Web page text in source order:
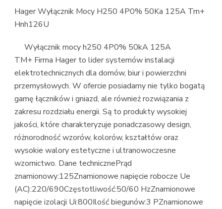
Hager Wyłącznik Mocy H250 4P0% 50Ka 125A Tm+
Hnh126U
Wyłącznik mocy h250 4P0% 50kA 125A
TM+ Firma Hager to lider systemów instalacji
elektrotechnicznych dla domów, biur i powierzchni
przemysłowych. W ofercie posiadamy nie tylko bogatą
gamę łączników i gniazd, ale również rozwiązania z
zakresu rozdziału energii. Są to produkty wysokiej
jakości, które charakteryzuje ponadczasowy design,
różnorodność wzorów, kolorów, kształtów oraz
wysokie walory estetyczne i ultranowoczesne
wzornictwo. Dane technicznePrąd
znamionowy:125Znamionowe napięcie robocze Ue
(AC):220/690Częstotliwość:50/60 HzZnamionowe
napięcie izolacji Ui:800Ilość biegunów:3 PZnamionowe